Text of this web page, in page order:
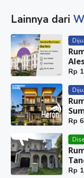
#Cikupa
#Tangerang
#RukoCikupa
#RukoTangerang
#Ruko3Lantai
#RukoDijual
#DijualRuko
#JualRuko
#Ruko
#RukoStrategis
Lainnya dari
Rp
Rp
Rp